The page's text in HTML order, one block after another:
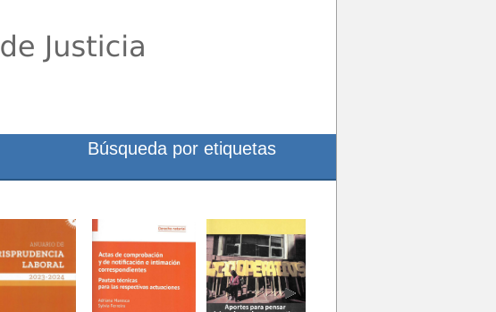
Búsqueda por etiquetas